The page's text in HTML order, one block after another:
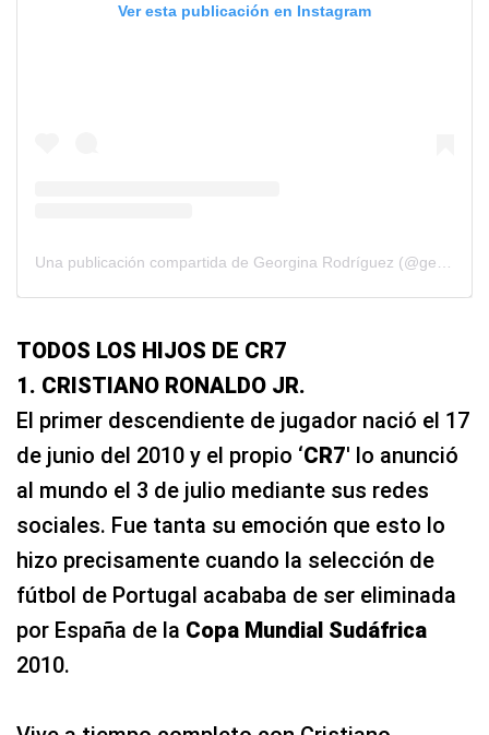
Ver esta publicación en Instagram
TODOS LOS HIJOS DE CR7
1. CRISTIANO RONALDO JR.
El primer descendiente de jugador nació el 17
de junio del 2010 y el propio ‘CR7′ lo anunció
al mundo el 3 de julio mediante sus redes
sociales. Fue tanta su emoción que esto lo
hizo precisamente cuando la selección de
fútbol de Portugal acababa de ser eliminada
por España de la Copa Mundial Sudáfrica
2010.